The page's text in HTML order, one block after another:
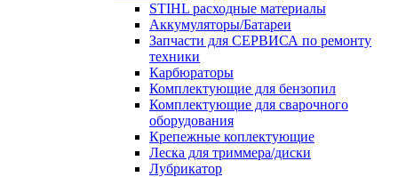
STIHL расходные материалы
Аккумуляторы/Батареи
Запчасти для СЕРВИСА по ремонту
техники
Карбюраторы
Комплектующие для бензопил
Комплектующие для сварочного
оборудования
Крепежные коплектующие
Леска для триммера/диски
Лубрикатор